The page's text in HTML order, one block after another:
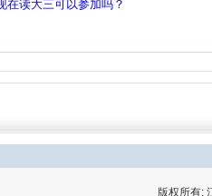
在读大三可以参加吗？
版权所有: